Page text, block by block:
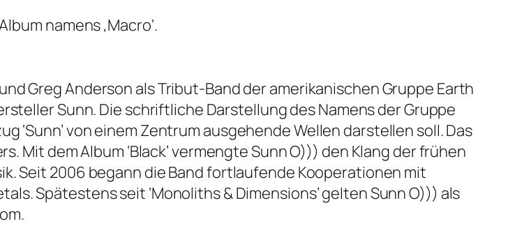
namens ‚Macro‘.
Greg Anderson als Tribut-Band der amerikanischen Gruppe Earth
Sunn. Die schriftliche Darstellung des Namens der Gruppe
‘Sunn’ von einem Zentrum ausgehende Wellen darstellen soll. Das
Mit dem Album ‘Black’ vermengte Sunn O))) den Klang der frühen
Seit 2006 begann die Band fortlaufende Kooperationen mit
Spätestens seit ‘Monoliths & Dimensions’ gelten Sunn O))) als